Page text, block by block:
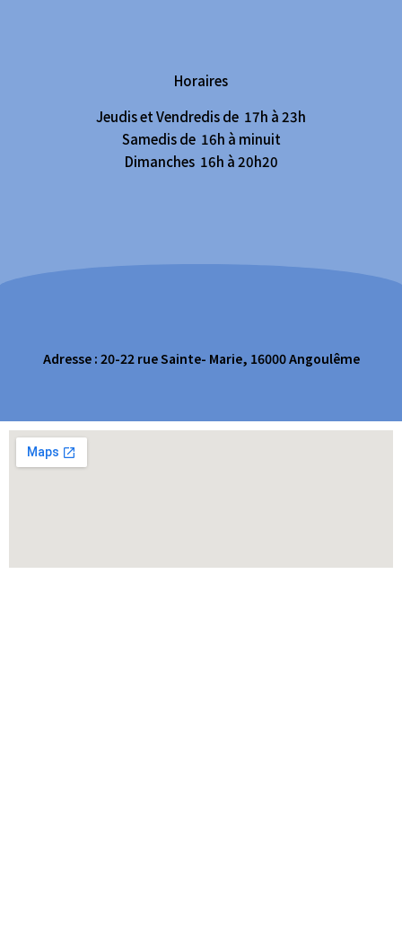
Horaires
Jeudis et Vendredis de 17h à 23h
Samedis de 16h à minuit
Dimanches 16h à 20h20
Adresse : 20-22 rue Sainte- Marie, 16000 Angoulême